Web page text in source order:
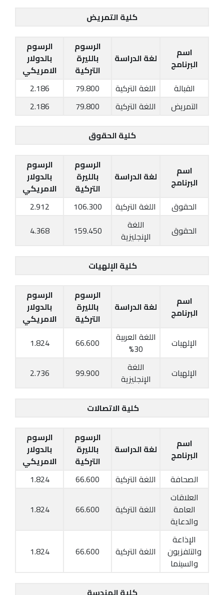
كلية التمريض
اسم
البرنامج
لغة الدراسة
الرسوم
بالليرة
التركية
الرسوم
بالدولار
الامريكي
القبالة
اللغة التركية 79.800
2.186
التمريض
اللغة التركية 79.800
2.186
كلية الحقوق
اسم
البرنامج
لغة الدراسة
الرسوم
بالليرة
التركية
الرسوم
بالدولار
الامريكي
الحقوق
اللغة التركية 106.300
2.912
الحقوق
اللغة
الإنجليزية
159.450
4.368
كلية الإلهيات
اسم
البرنامج
لغة الدراسة
الرسوم
بالليرة
التركية
الرسوم
بالدولار
الامريكي
الإلهيات
اللغة العربية
30%
66.600
1.824
الإلهيات
اللغة
الإنجليزية
99.900
2.736
كلية الاتصالات
اسم
البرنامج
لغة الدراسة
الرسوم
بالليرة
التركية
الرسوم
بالدولار
الامريكي
الصحافة
اللغة التركية 66.600
1.824
العلاقات
العامة
والدعاية
اللغة التركية 66.600
1.824
الإذاعة
والتلفزيون
والسينما
اللغة التركية 66.600
1.824